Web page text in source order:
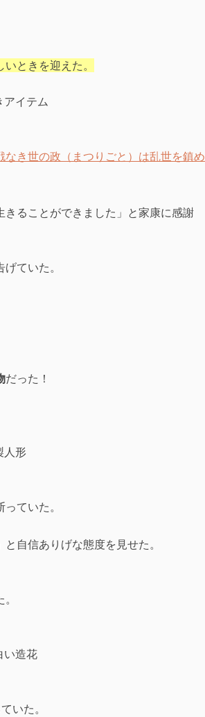
ときを迎えた。
なき世の政（まつりごと）は乱世を鎮め
きることができました」と家康に感謝
ていた。
だった！
っていた。
自信ありげな態度を見せた。
いた。